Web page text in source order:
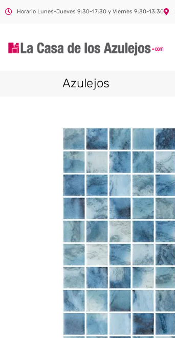
Horario Lunes-Jueves 9:30-17:30 y Viernes 9:30-13:30
Azulejos